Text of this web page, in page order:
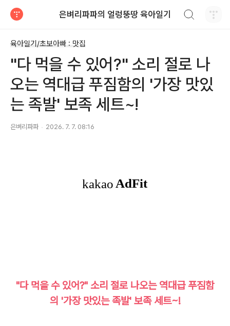
은벼리파파의 얼렁뚱땅 육아일기
육아일기/초보아빠 : 맛집
"다 먹을 수 있어?" 소리 절로 나
오는 역대급 푸짐함의 '가장 맛있
는 족발' 보족 세트~!
은벼리파파 2026. 7. 7. 08:16
"다 먹을 수 있어?" 소리 절로 나오는 역대급 푸짐함
의 '가장 맛있는 족발' 보족 세트~!